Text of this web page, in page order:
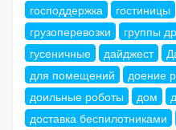
господдержка
гостиницы
грузоперевозки
группы
гусеничные
дайджест
для помещений
доение
доильные роботы
дом
доставка беспилотниками